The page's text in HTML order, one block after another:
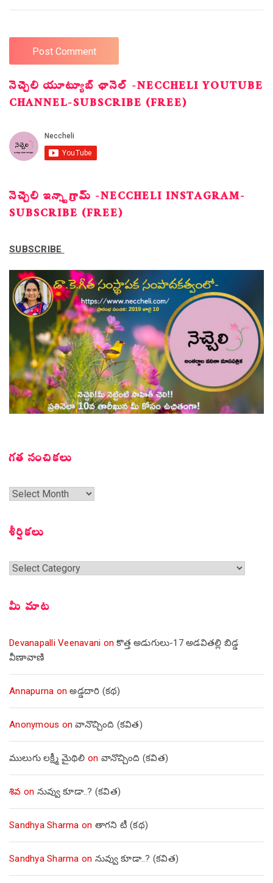
నెచ్చెలి యూట్యూబ్ ఛానెల్ -NECCHELI YOUTUBE
CHANNEL-SUBSCRIBE (FREE)
నెచ్చెలి ఇన్స్టాగ్రామ్ -NECCHELI INSTAGRAM-
SUBSCRIBE (FREE)
SUBSCRIBE
గత సంచికలు
గత
శీర్షికలు
శీర్షికలు
మీ మాట
Devanapalli Veenavani onకొత్త అడుగులు-17 అడవితల్లి బిడ్డ
వీణావాణి
Annapurna onఅడ్డదారి (కథ)
Anonymous onవానొచ్చింది (కవిత)
ములుగు లక్ష్మీ మైథిలి on వానొచ్చింది (కవిత)
శివ on నువ్వు కూడా..? (కవిత)
Sandhya Sharma on తాగని టీ (కథ)
Sandhya Sharma on నువ్వు కూడా..? (కవిత)